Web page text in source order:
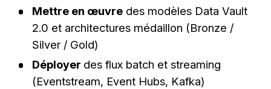
Mettre en œuvredes modèles Data Vault
2.0 et architectures médaillon (Bronze /
Silver / Gold)
Déployer des flux batch et streaming
(Eventstream, Event Hubs, Kafka)